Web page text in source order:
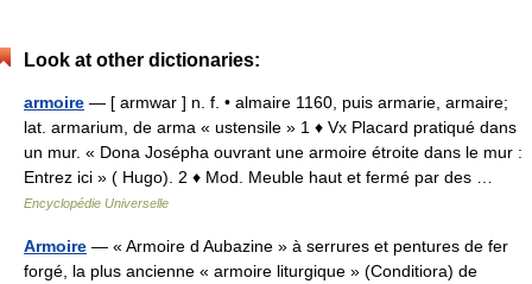
Look at other dictionaries:
armoire — [ armwar ] n. f. • almaire 1160, puis armarie, armaire;
lat. armarium, de arma « ustensile » 1 ♦ Vx Placard pratiqué dans
un mur. « Dona Josépha ouvrant une armoire étroite dans le mur :
Entrez ici » ( Hugo). 2 ♦ Mod. Meuble haut et fermé par des …
Encyclopédie Universelle
Armoire — « Armoire d Aubazine » à serrures et pentures de fer
forgé, la plus ancienne « armoire liturgique » (Conditiora) de